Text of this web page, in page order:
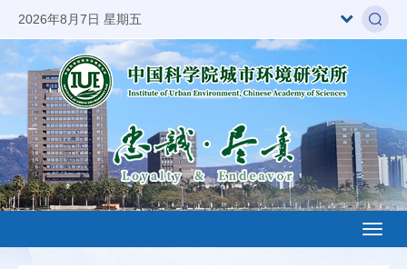
2026年8月7日 星期五